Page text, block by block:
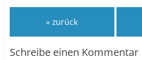
« zurück
Schreibe einen Kommentar